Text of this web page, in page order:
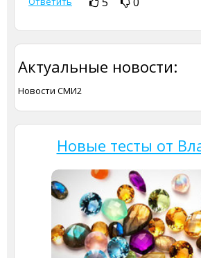
Актуальные новости:
Новости СМИ2
Новые тесты от